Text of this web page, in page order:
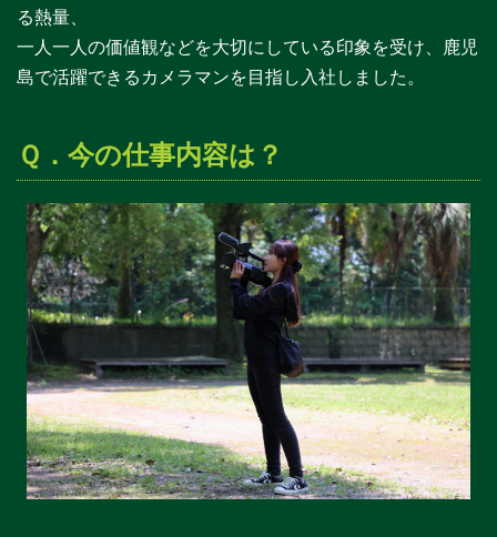
る熱量、
一人一人の価値観などを大切にしている印象を受け、鹿児
島で活躍できるカメラマンを目指し入社しました。
Ｑ．今の仕事内容は？